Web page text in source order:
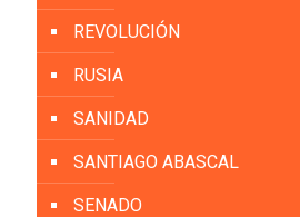
REVOLUCIÓN
RUSIA
SANIDAD
SANTIAGO ABASCAL
SENADO